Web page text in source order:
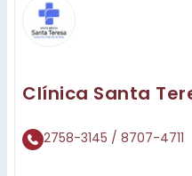
Clínica Santa
2758-3145 / 8707-4711